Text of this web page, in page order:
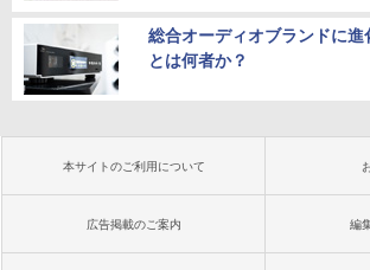
総合オーディオブランドに
とは何者か？
本サイトのご利用について
広告掲載のご案内 編